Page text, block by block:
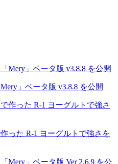
」ベータ版 v3.8.8 を公開
った R-1 ヨーグルトで強さを